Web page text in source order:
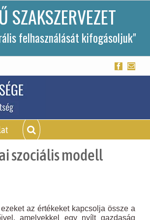
SZAKSZERVEZET
felhasználását kifogásoljuk"
Facebook
szociális modell
az értékeket kapcsolja össze a
amelyekkel egy nyílt gazdaság